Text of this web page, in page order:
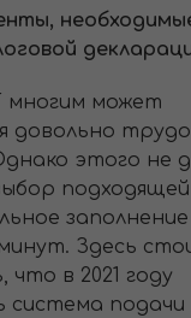
многим может
довольно
этого не
минут. Здесь
в 2021 году
система подачи